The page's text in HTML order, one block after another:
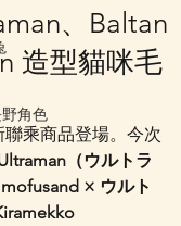
角色
、Baltan
造型貓咪毛
乘商品登場。今次
（ウルトラ
mofusand × ウルト